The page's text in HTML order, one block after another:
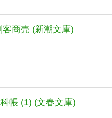
商売 (新潮文庫)
帳 (1) (文春文庫)